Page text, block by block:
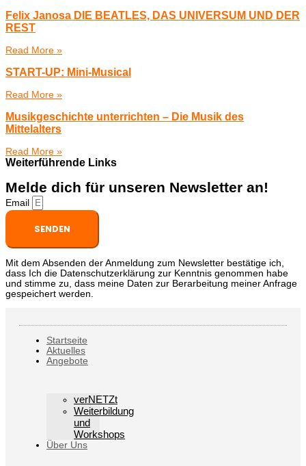
Felix Janosa DIE BEATLES, DAS UNIVERSUM UND DER
REST
Read More »
START-UP: Mini-Musical
Read More »
Musikgeschichte unterrichten – Die Musik des
Mittelalters
Read More »
Weiterführende Links
Melde dich für unseren Newsletter an!
Email
SENDEN
Mit dem Absenden der Anmeldung zum Newsletter bestätige ich,
dass Ich die Datenschutzerklärung zur Kenntnis genommen habe
und stimme zu, dass meine Daten zur Berarbeitung meiner Anfrage
gespeichert werden.
Startseite
Aktuelles
Angebote
verNETZt
Weiterbildung
und
Workshops
Über Uns